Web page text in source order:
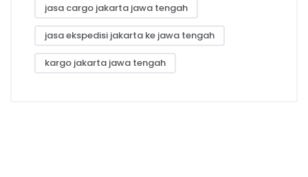
jasa cargo jakarta jawa tengah
jasa ekspedisi jakarta ke jawa tengah
kargo jakarta jawa tengah